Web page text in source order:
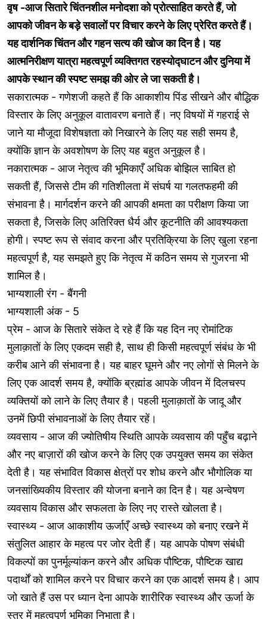
वृष -आज सितारे चिंतनशील मनोदशा को प्रोत्साहित करते हैं, जो
आपको जीवन के बड़े सवालों पर विचार करने के लिए प्रेरित करते हैं।
यह दार्शनिक चिंतन और गहन सत्य की खोज का दिन है। यह
आत्मनिरीक्षण यात्रा महत्वपूर्ण व्यक्तिगत रहस्योद्घाटन और दुनिया में
आपके स्थान की स्पष्ट समझ की ओर ले जा सकती है।
सकारात्मक - गणेशजी कहते हैं कि आकाशीय पिंड सीखने और बौद्धिक
विस्तार के लिए अनुकूल वातावरण बनाते हैं। नए विषयों में गहराई से
जाने या मौजूदा विशेषज्ञता को निखारने के लिए यह सही समय है,
क्योंकि ज्ञान के अवशोषण के लिए यह बहुत अनुकूल है।
नकारात्मक - आज नेतृत्व की भूमिकाएँ अधिक बोझिल साबित हो
सकती हैं, जिससे टीम की गतिशीलता में संघर्ष या गलतफहमी की
संभावना है। मार्गदर्शन करने की आपकी क्षमता का परीक्षण किया जा
सकता है, जिसके लिए अतिरिक्त धैर्य और कूटनीति की आवश्यकता
होगी। स्पष्ट रूप से संवाद करना और प्रतिक्रिया के लिए खुला रहना
महत्वपूर्ण है, यह समझते हुए कि नेतृत्व में कठिन समय से गुजरना भी
शामिल है।
भाग्यशाली रंग - बैंगनी
भाग्यशाली अंक - 5
प्रेम - आज के सितारे संकेत दे रहे हैं कि यह दिन नए रोमांटिक
मुलाक़ातों के लिए एकदम सही है, साथ ही किसी महत्वपूर्ण संबंध के भी
करीब आने की संभावना है। यह बाहर घूमने और नए लोगों से मिलने के
लिए एक आदर्श समय है, क्योंकि ब्रह्मांड आपके जीवन में दिलचस्प
व्यक्तियों को लाने के लिए तैयार है। पहली मुलाक़ातों के जादू और
उनमें छिपी संभावनाओं के लिए तैयार रहें।
व्यवसाय - आज की ज्योतिषीय स्थिति आपके व्यवसाय की पहुँच बढ़ाने
और नए बाज़ारों की खोज करने के लिए एक उपयुक्त समय का संकेत
देती है। यह संभावित विकास क्षेत्रों पर शोध करने और भौगोलिक या
जनसांख्यिकीय विस्तार की योजना बनाने का दिन है। यह अन्वेषण
व्यवसाय विकास और सफलता के लिए नए रास्ते खोलता है।
स्वास्थ्य - आज आकाशीय ऊर्जाएँ अच्छे स्वास्थ्य को बनाए रखने में
संतुलित आहार के महत्व पर जोर देती हैं। यह आपके पोषण संबंधी
विकल्पों का पुनर्मूल्यांकन करने और अधिक पौष्टिक, पौष्टिक खाद्य
पदार्थों को शामिल करने पर विचार करने का एक आदर्श समय है। आप
जो खाते हैं उस पर ध्यान देना आपके शारीरिक स्वास्थ्य और ऊर्जा के
स्तर में महत्वपूर्ण भूमिका निभाता है।